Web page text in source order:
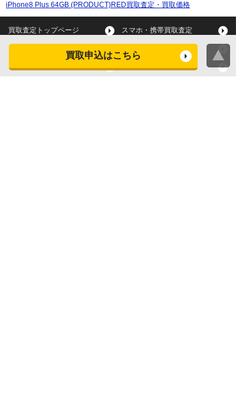
買取申込はこちら
iPhone8 Plus 64GB (PRODUCT)RED買取査定・買取価格
買取査定トップページ スマホ・携帯買取査定
タブレット買取査定
スマートウォッチ買取査定 デジカメ買取査定